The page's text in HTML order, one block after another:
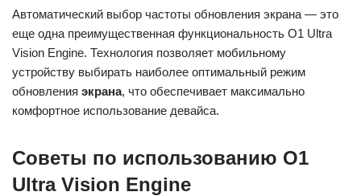
Автоматический выбор частоты обновления экрана — это
еще одна преимущественная функциональность O1 Ultra
Vision Engine. Технология позволяет мобильному
устройству выбирать наиболее оптимальный режим
обновления экрана, что обеспечивает максимально
комфортное использование девайса.
Советы по использованию O1
Ultra Vision Engine